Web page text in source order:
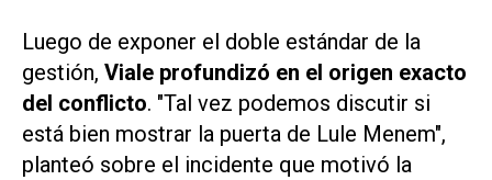
Luego de exponer el doble estándar de la
gestión, Viale profundizó en el origen exacto
del conflicto. "Tal vez podemos discutir si
está bien mostrar la puerta de Lule Menem",
planteó sobre el incidente que motivó la